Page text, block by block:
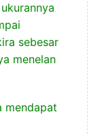
sebesar
menelan
mendapat